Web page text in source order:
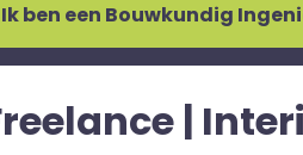
Ik ben een Bouwkundig
|